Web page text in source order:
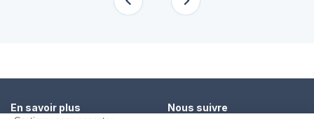
En savoir plus
Nous suivre